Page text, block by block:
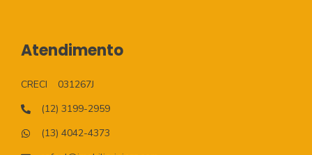
Atendimento
CRECI
031267J
(12) 3199-2959
(13) 4042-4373